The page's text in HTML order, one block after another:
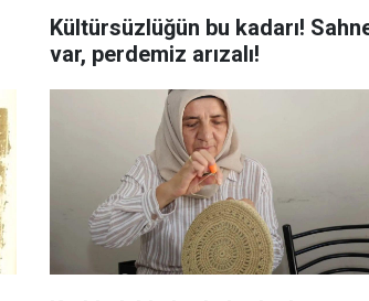
Kültürsüzlüğün bu kadarı!
var, perdemiz arızalı!